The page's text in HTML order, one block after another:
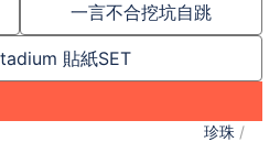
一言不合挖坑自跳
貼紙SET
珍珠 /